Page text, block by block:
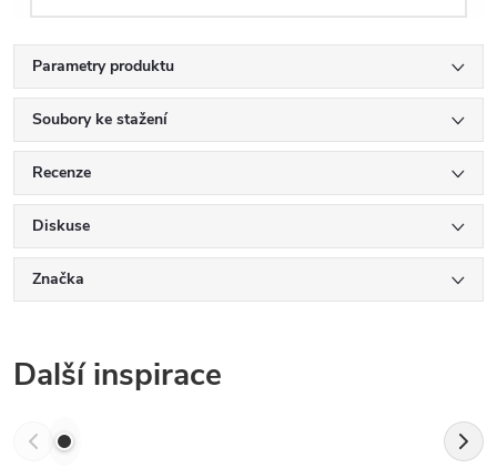
Parametry produktu
Soubory ke stažení
Recenze
Diskuse
Značka
Další inspirace